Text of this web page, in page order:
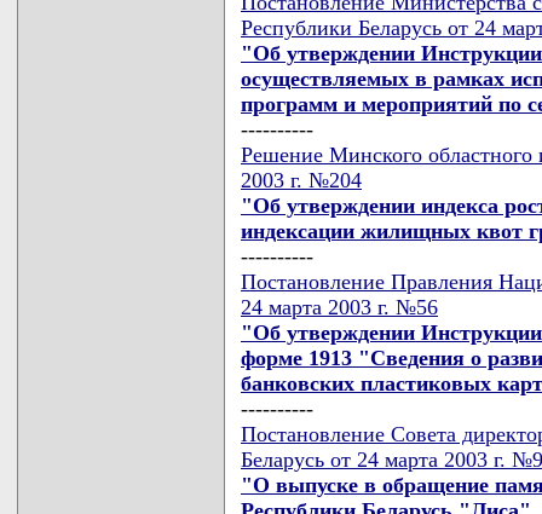
Республики Беларусь от 24
"Об утверждении
осуществляемых в рамках
программ и мероприятий по
----------
Решение Минского областного
2003 г. №204
"Об утверждении индекса
индексации жилищных квот
----------
Постановление Правления
24 марта 2003 г. №56
"Об утверждении Инструкции
форме 1913 "Сведения о
банковских пластиковых
----------
Постановление Совета
Беларусь от 24 марта 2003 г.
"О выпуске в обращение